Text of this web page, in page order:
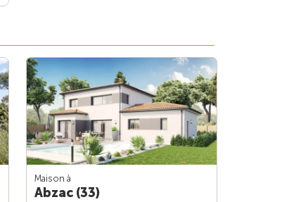
Maison à
Abzac (33)